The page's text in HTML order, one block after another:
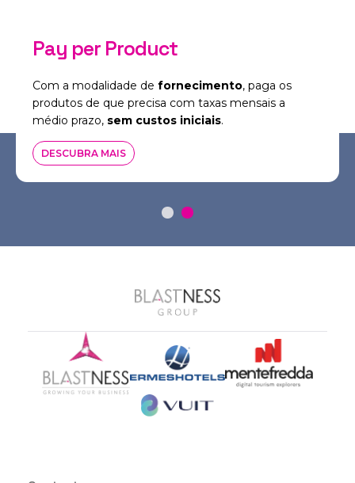
Pay per Product
Com a modalidade de fornecimento, paga os
produtos de que precisa com taxas mensais a
médio prazo, sem custos iniciais.
DESCUBRA MAIS
Let's grow together